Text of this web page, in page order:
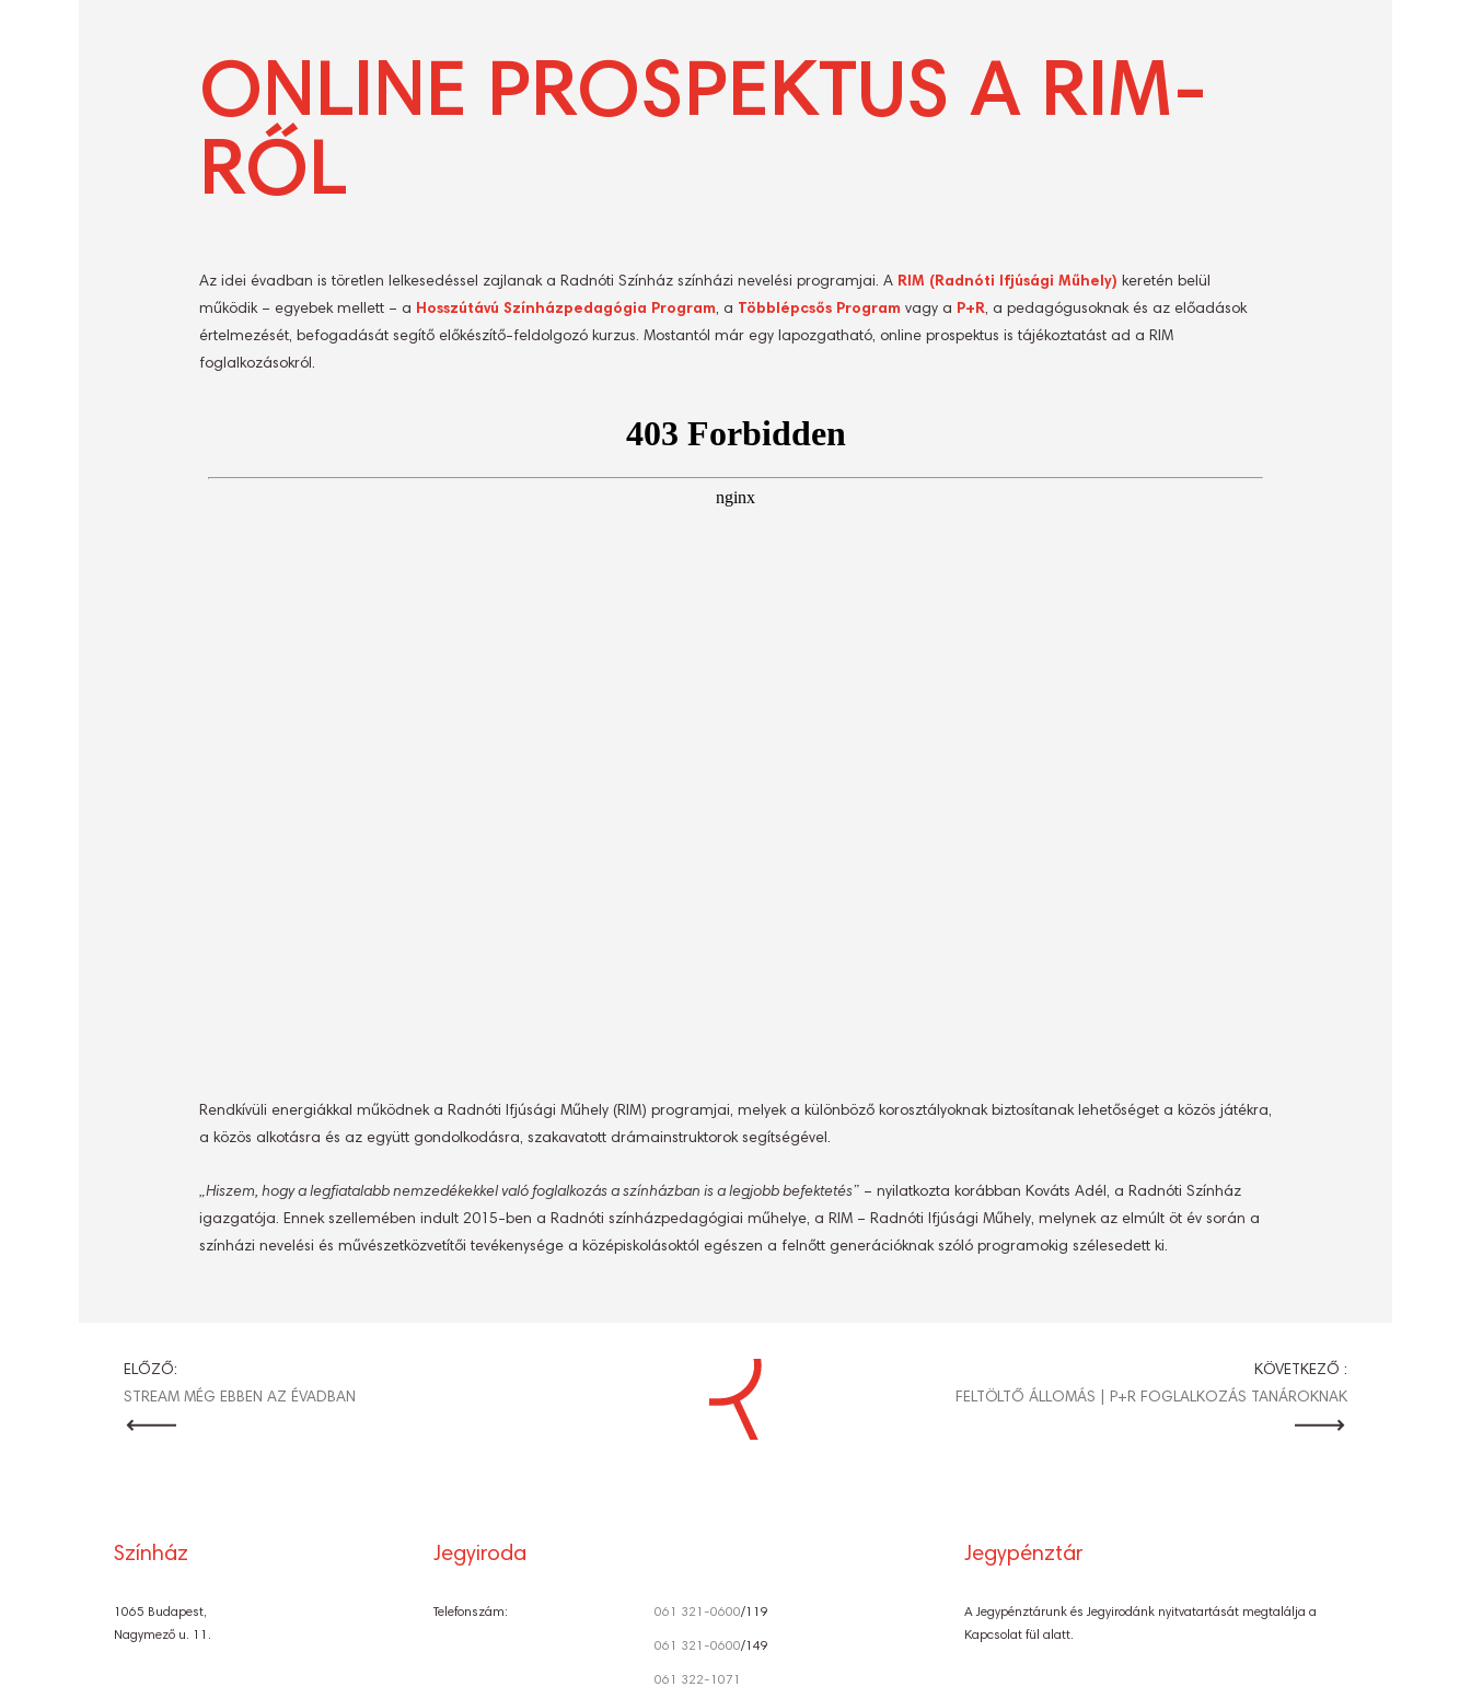
ONLINE PROSPEKTUS A RIM-
RŐL
Az idei évadban is töretlen lelkesedéssel zajlanak a Radnóti Színház színházi nevelési programjai. A RIM (Radnóti Ifjúsági Műhely) keretén belül
működik – egyebek mellett – a Hosszútávú Színházpedagógia Program, a Többlépcsős Program vagy a P+R, a pedagógusoknak és az előadások
értelmezését, befogadását segítő előkészítő-feldolgozó kurzus. Mostantól már egy lapozgatható, online prospektus is tájékoztatást ad a RIM
foglalkozásokról.
Rendkívüli energiákkal működnek a Radnóti Ifjúsági Műhely (RIM) programjai, melyek a különböző korosztályoknak biztosítanak lehetőséget a közös játékra,
a közös alkotásra és az együtt gondolkodásra, szakavatott drámainstruktorok segítségével.
„Hiszem, hogy a legfiatalabb nemzedékekkel való foglalkozás a színházban is a legjobb befektetés” – nyilatkozta korábban Kováts Adél, a Radnóti Színház
igazgatója. Ennek szellemében indult 2015-ben a Radnóti színházpedagógiai műhelye, a RIM – Radnóti Ifjúsági Műhely, melynek az elmúlt öt év során a
színházi nevelési és művészetközvetítői tevékenysége a középiskolásoktól egészen a felnőtt generációknak szóló programokig szélesedett ki.
BEJEGYZÉS
ELŐZŐ:
STREAM MÉG EBBEN AZ ÉVADBAN
KÖVETKEZŐ :
FELTÖLTŐ ÁLLOMÁS | P+R FOGLALKOZÁS TANÁROKNAK
Színház
1065 Budapest,
Nagymező u. 11.
Jegyiroda
Telefonszám: 061 321-0600/119
061 321-0600/149
061 322-1071
Jegypénztár
A Jegypénztárunk és Jegyirodánk nyitvatartását megtalálja a
Kapcsolat fül alatt.